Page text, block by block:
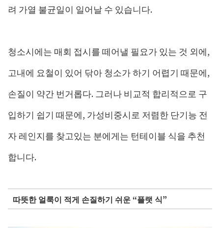
려 가열 불균일이 일어날 수 있습니다.
청소시에는 매회 접시를 떼어낼 필요가 있는 것 외에,
고내에 요철이 있어 닦아 청소가 하기 어렵기 때문에,
손질이 약간 번거롭다. 그러나 비교적 합리적으로 구
입하기 쉽기 때문에, 가성비중시로 저렴한 단기능 전
자 레인지를 찾고있는 분에게는 턴테이블 식을 추천
합니다.
따뜻한 얼룩이 적게 손질하기 쉬운 “플랫 식”